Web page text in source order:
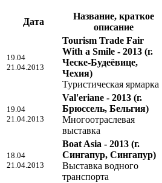
Дата
Название, краткое
описание
19.04
21.04.2013
Tourism Trade Fair
With a Smile - 2013 (г.
Ческе-Будеёвице,
Чехия)
Туристическая ярмарка
19.04
21.04.2013
Val'eriane - 2013 (г.
Брюссель, Бельгия)
Многоотраслевая
выставка
18.04
21.04.2013
Boat Asia - 2013 (г.
Сингапур, Сингапур)
Выставка водного
транспорта